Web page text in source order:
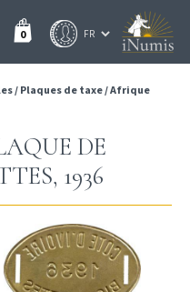
0
/ Plaques de taxe/Afrique
DE
1936